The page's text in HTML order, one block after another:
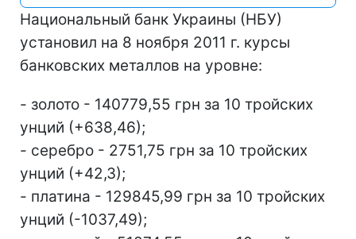
Национальный банк Украины (НБУ)
установил на 8 ноября 2011 г. курсы
банковских металлов на уровне:
- золото - 140779,55 грн за 10 тройских
унций (+638,46);
- серебро - 2751,75 грн за 10 тройских
унций (+42,3);
- платина - 129845,99 грн за 10 тройских
унций (-1037,49);